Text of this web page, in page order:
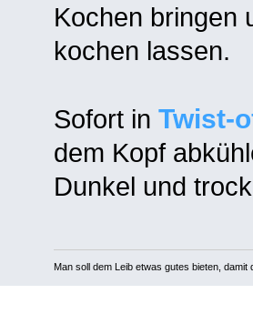
Kochen bringen
kochen lassen.
Sofort inTwist-
dem Kopf
Dunkel und
Man soll dem Leib etwas gutes bieten,